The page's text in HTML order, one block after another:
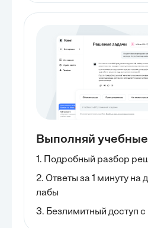
Выполняй учебные
1. Подробный разбор
2. Ответы за 1 минуту на
лабы
3. Безлимитный доступ с